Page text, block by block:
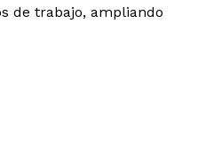
de trabajo, ampliando